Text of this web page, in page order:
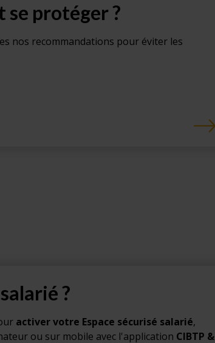
se protéger ?
nos recommandations pour éviter les
?
activer votre Espace sécurisé salarié,
ou sur mobile avec l'application CIBTP &